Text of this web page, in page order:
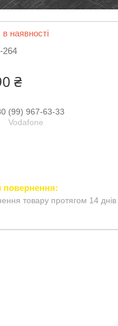
наявності
264
₴
(99) 967-63-33
Vodafone
товару протягом 14 днів